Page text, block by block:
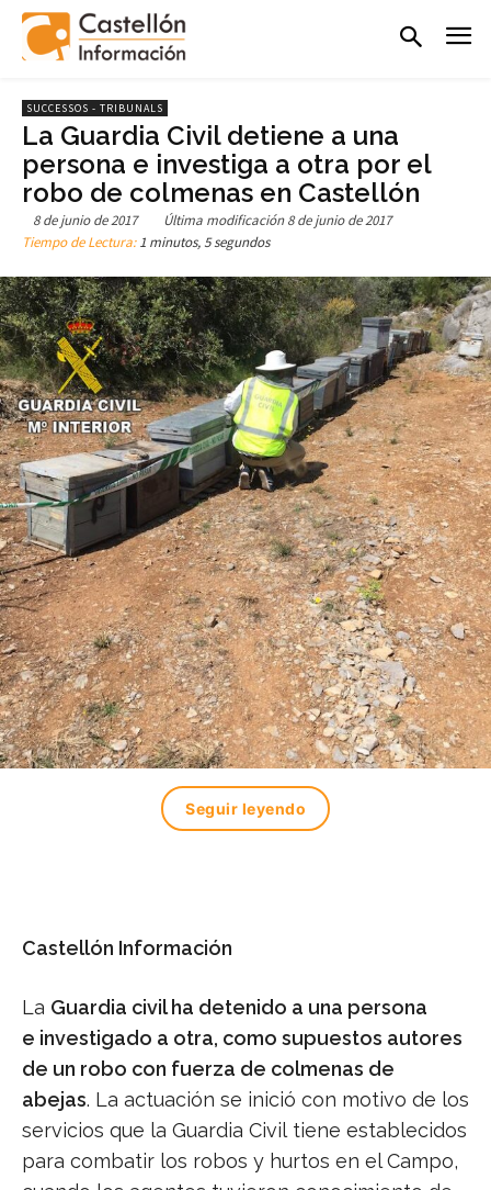
SUCCESSOS - TRIBUNALS
La Guardia Civil detiene a una
persona e investiga a otra por el
robo de colmenas en Castellón
8 de junio de 2017 Última modificación 8 de junio de 2017
Tiempo de Lectura:1 minutos, 5 segundos
Seguir leyendo
Castellón Información
La Guardia civil ha detenido a una persona
e investigado a otra, como supuestos autores
de un robo con fuerza de colmenas de
abejas. La actuación se inició con motivo de los
servicios que la Guardia Civil tiene establecidos
para combatir los robos y hurtos en el Campo,